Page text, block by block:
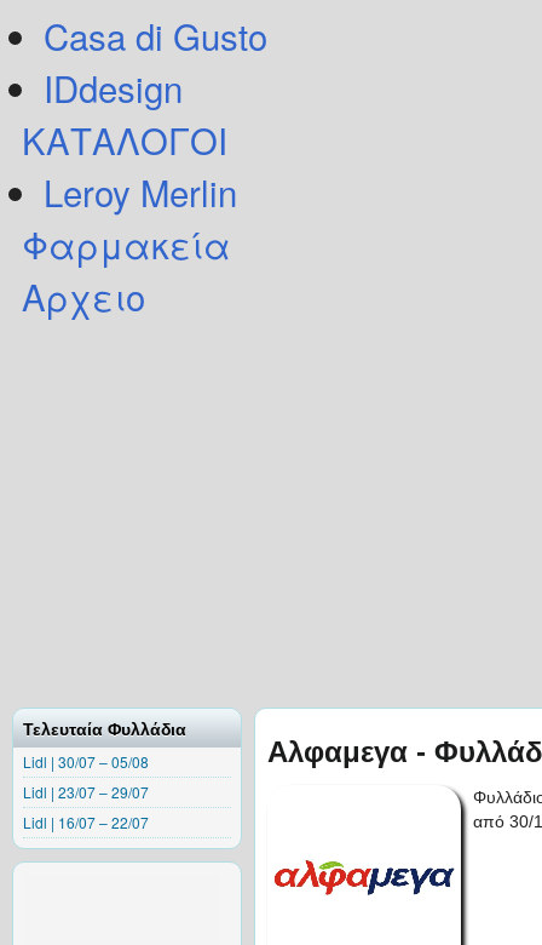
Casa di Gusto
IDdesign
ΚΑΤΑΛΟΓΟΙ
Leroy Merlin
Φαρμακεία
Αρχειο
Τελευταία Φυλλάδια
Lidl | 30/07 – 05/08
Lidl | 23/07 – 29/07
Lidl | 16/07 – 22/07
Αλφαμεγα -
από 30/